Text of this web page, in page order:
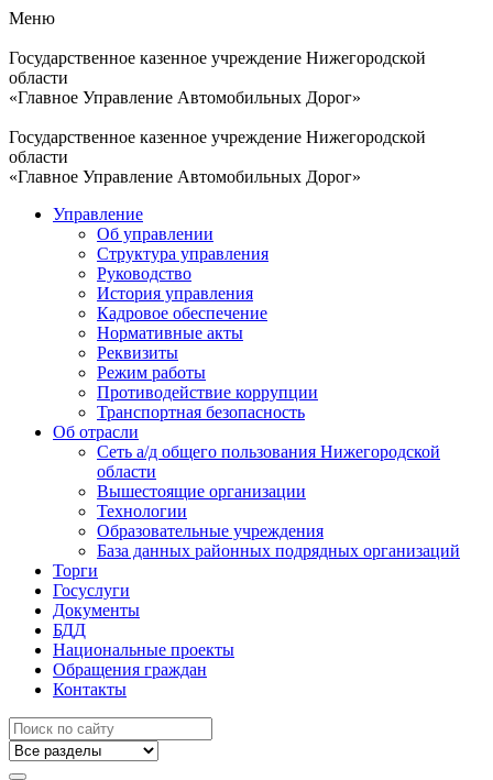
Меню
Государственное казенное учреждение Нижегородской
области
«Главное Управление Автомобильных Дорог»
Государственное казенное учреждение Нижегородской
области
«Главное Управление Автомобильных Дорог»
Управление
Об управлении
Структура управления
Руководство
История управления
Кадровое обеспечение
Нормативные акты
Реквизиты
Режим работы
Противодействие коррупции
Транспортная безопасность
Об отрасли
Сеть а/д общего пользования Нижегородской
области
Вышестоящие организации
Технологии
Образовательные учреждения
База данных районных подрядных организаций
Торги
Госуслуги
Документы
БДД
Национальные проекты
Обращения граждан
Контакты